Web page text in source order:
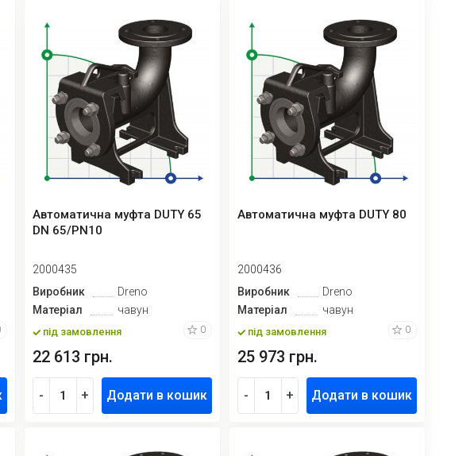
Автоматична муфта DUTY 65
DN 65/PN10
2000435
Виробник
Dreno
Матеріал
чавун
під замовлення 0
22 613 грн.
- + Додати в кошик
Автоматична муфта DUTY 80
2000436
Виробник
Dreno
Матеріал
чавун
під замовлення 0
25 973 грн.
- + Додати в кошик